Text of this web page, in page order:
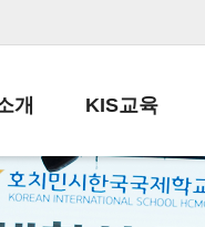
개
사말
KIS교육
교육목표